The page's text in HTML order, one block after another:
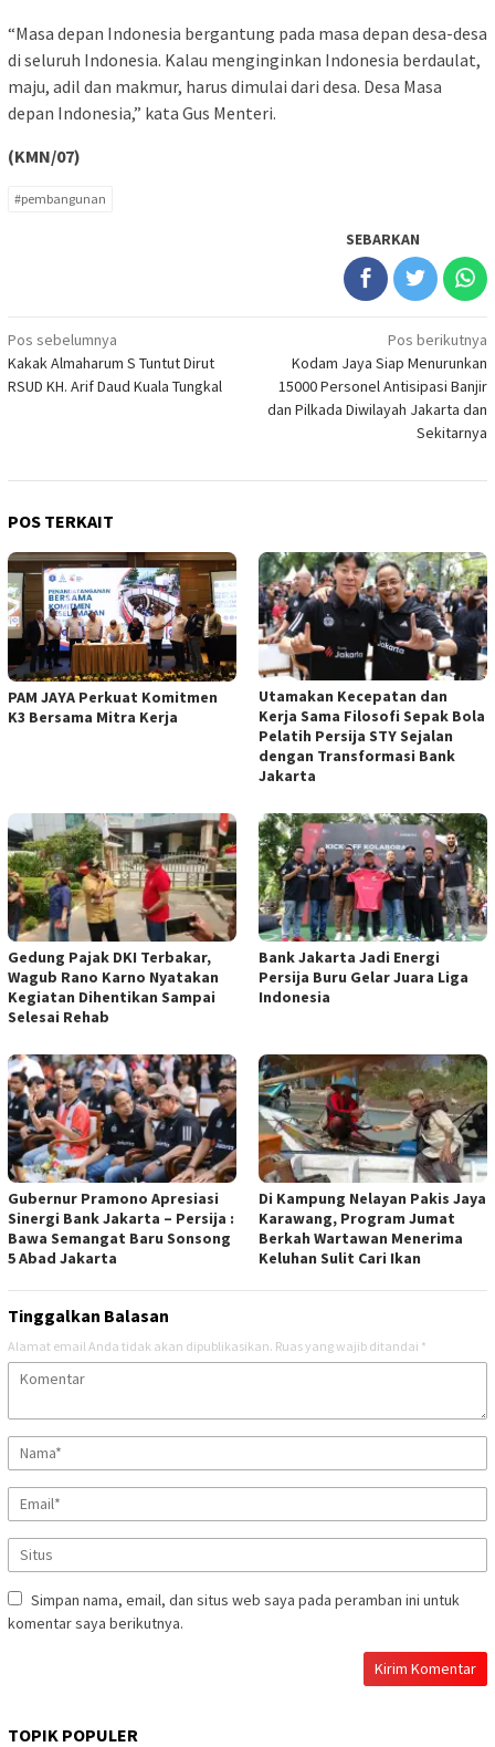
“Masa depan Indonesia bergantung pada masa depan desa-desa
di seluruh Indonesia. Kalau menginginkan Indonesia berdaulat,
maju, adil dan makmur, harus dimulai dari desa. Desa Masa
depan Indonesia,” kata Gus Menteri.
(KMN/07)
#pembangunan
SEBARKAN
Navigasi
pos
Pos sebelumnya
Kakak Almaharum S Tuntut Dirut
RSUD KH. Arif Daud Kuala Tungkal
Pos berikutnya
Kodam Jaya Siap Menurunkan
15000 Personel Antisipasi Banjir
dan Pilkada Diwilayah Jakarta dan
Sekitarnya
POS TERKAIT
PAM JAYA Perkuat Komitmen
K3 Bersama Mitra Kerja
Utamakan Kecepatan dan
Kerja Sama Filosofi Sepak Bola
Pelatih Persija STY Sejalan
dengan Transformasi Bank
Jakarta
Gedung Pajak DKI Terbakar,
Wagub Rano Karno Nyatakan
Kegiatan Dihentikan Sampai
Selesai Rehab
Bank Jakarta Jadi Energi
Persija Buru Gelar Juara Liga
Indonesia
Gubernur Pramono Apresiasi
Sinergi Bank Jakarta – Persija :
Bawa Semangat Baru Sonsong
5 Abad Jakarta
Di Kampung Nelayan Pakis Jaya
Karawang, Program Jumat
Berkah Wartawan Menerima
Keluhan Sulit Cari Ikan
Tinggalkan Balasan
Alamat email Anda tidak akan dipublikasikan. Ruas yang wajib ditandai *
Simpan nama, email, dan situs web saya pada peramban ini untuk
komentar saya berikutnya.
TOPIK POPULER